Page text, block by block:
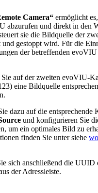
Camera“ ermöglicht
abzurufen und direkt in den
sie die Bildquelle der
und gestoppt wird. Für die
der betreffenden
auf der zweiten evoVIU-
eine Bildquelle
dazu auf die entsprechende
und konfigurieren Sie
um ein optimales Bild zu
finden Sie unter siehe
sich anschließend die UUID
der Adressleiste.